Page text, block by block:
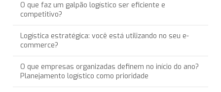
O que faz um galpão logístico ser eficiente e
competitivo?
Logística estratégica: você está utilizando no seu e-
commerce?
O que empresas organizadas definem no início do ano?
Planejamento logístico como prioridade